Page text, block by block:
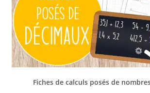
Fiches de calculs posés de